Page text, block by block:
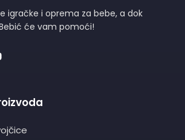
igračke i oprema za bebe, a dok
će vam pomoći!